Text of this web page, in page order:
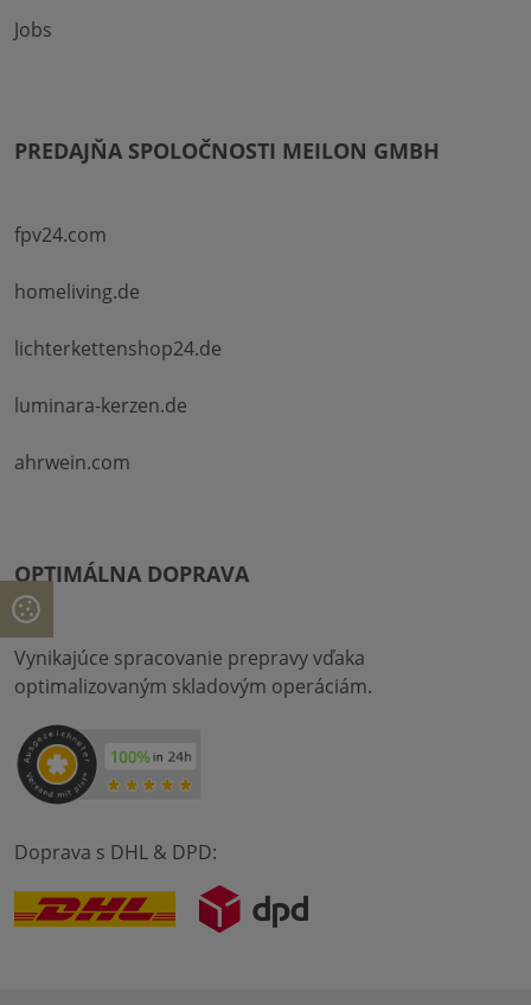
Jobs
PREDAJŇA SPOLOČNOSTI MEILON GMBH
fpv24.com
homeliving.de
lichterkettenshop24.de
luminara-kerzen.de
ahrwein.com
OPTIMÁLNA DOPRAVA
Vynikajúce spracovanie prepravy vďaka
optimalizovaným skladovým operáciám.
Doprava s DHL & DPD: